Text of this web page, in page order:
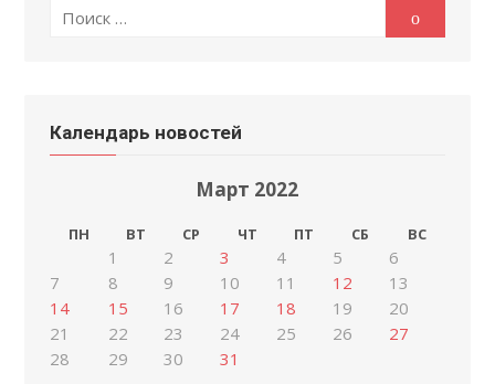
по:
Календарь новостей
Март 2022
ПН ВТ СР ЧТ ПТ СБ ВС
1 2 3 4 5
6
7
8 9 10 11 12
13
14
15 16 17 18 19
20
21
22 23 24 25 26
27
28
29 30 31